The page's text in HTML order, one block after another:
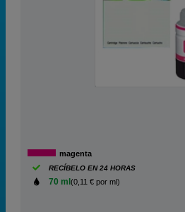
magenta
RECÍBELO EN 24 HORAS
70 ml (0,11 € por ml)